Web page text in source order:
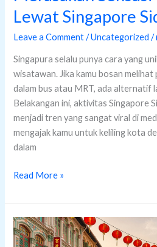
Lewat Singapore
Leave a Comment /Uncategorized /
Singapura selalu punya cara yang
wisatawan. Jika kamu bosan
dalam bus atau MRT, ada alternatif
Belakangan ini, aktivitas Singapore
menjadi tren yang sangat viral di
mengajak kamu untuk keliling kota
dalam
Read More »
Menjelajahi
Chinatown